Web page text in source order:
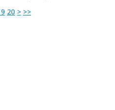
20 > >>